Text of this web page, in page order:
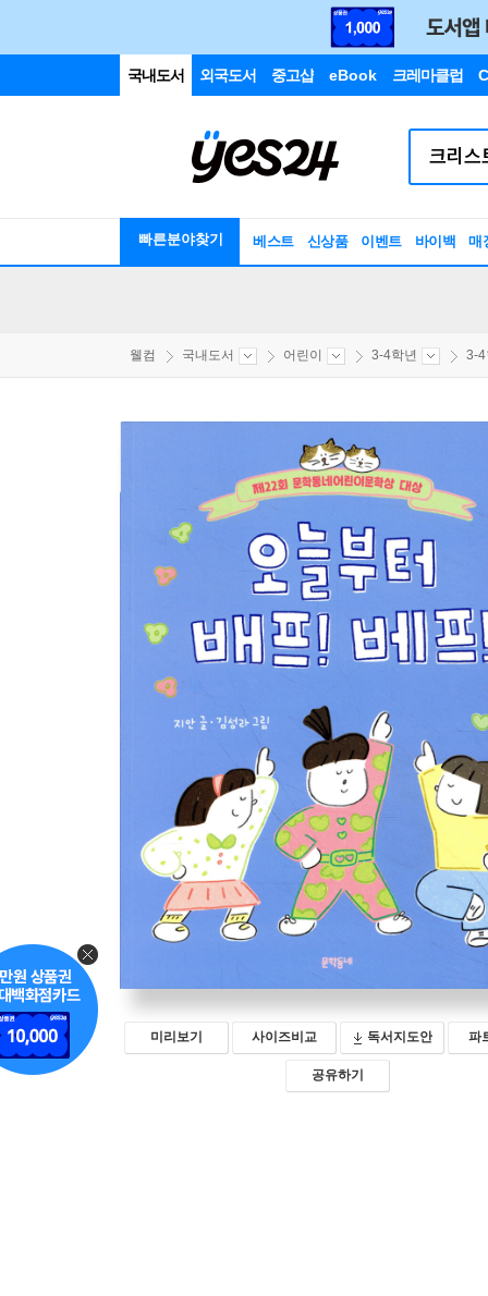
국내도서 외국도서 중고샵 eBook 크레마클럽
빠른분야찾기 베스트 신상품 이벤트 바이백 매
웰컴 국내도서 어린이 3-4학년 3-4
미리보기 사이즈비교 독서지도안 파
공유하기